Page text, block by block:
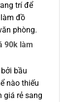
trí để
đồ
phòng.
90k làm
bầu
nào thiếu
giá rẻ sang